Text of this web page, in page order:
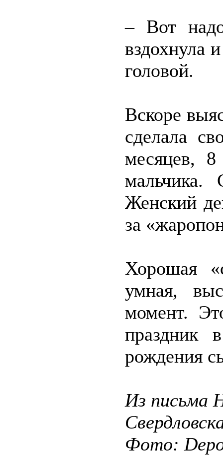
– Вот
вздохнула
головой.
Вскоре
сделала
месяцев,
Женский
за
Хорошая
умная,
момент.
рождения
Из письма
Фото: